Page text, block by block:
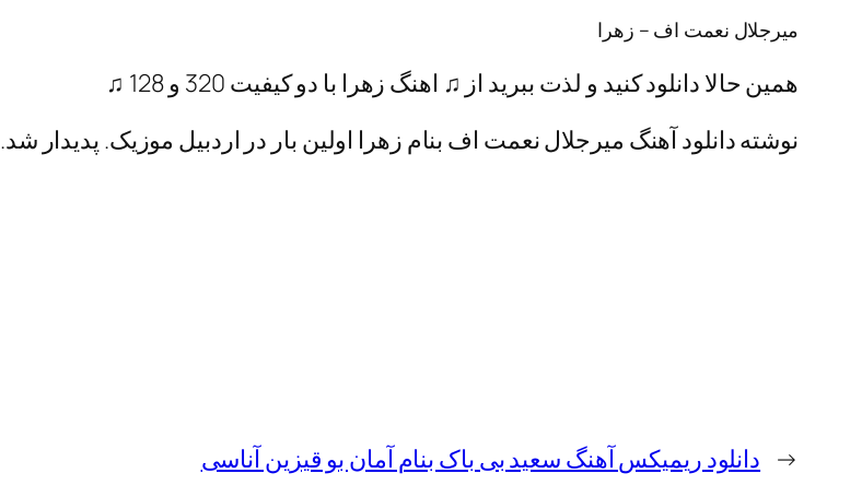
میرجلال نعمت اف – زهرا
همین حالا دانلود کنید و لذت ببرید از ♫ اهنگ زهرا با دو کیفیت 320 و 128 ♫
نوشته دانلود آهنگ میرجلال نعمت اف بنام زهرا اولین بار در اردبیل موزیک. پدیدار شد.
← دانلود ریمیکس آهنگ سعید بی باک بنام آمان بو قیزین آناسی